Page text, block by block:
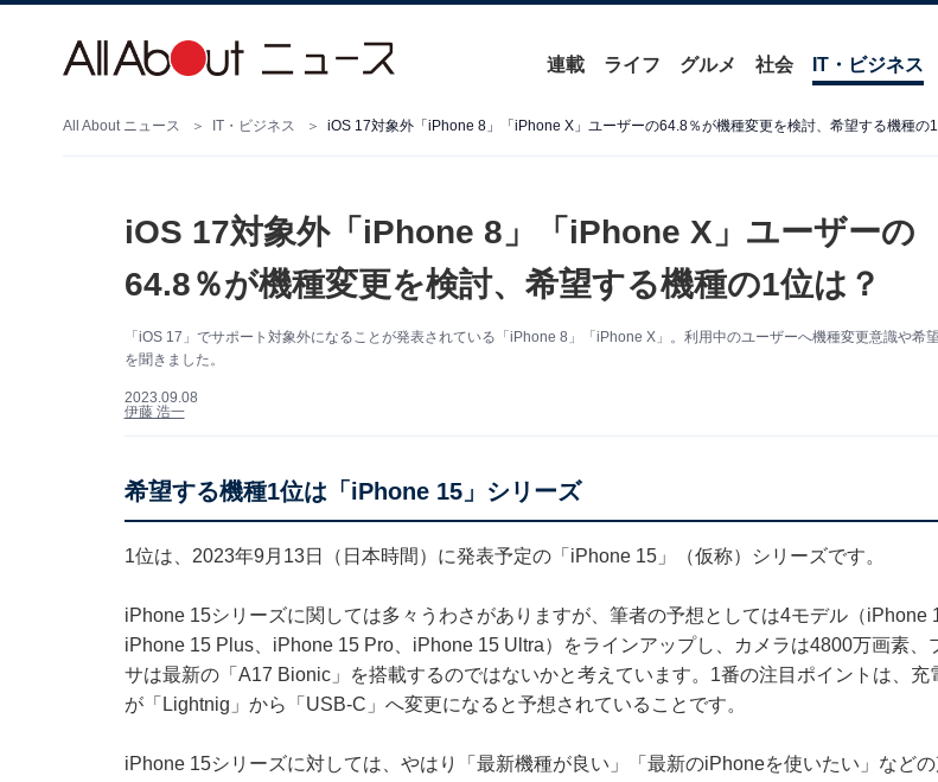
連載 ライフ グルメ 社会 IT・ビジネス
All About ニュース IT・ビジネス iOS 17対象外「iPhone 8」「iPhone X」ユーザーの64.8％が機種変更を検討、希望する機種の1
iOS 17対象外「iPhone 8」「iPhone X」ユーザーの
64.8％が機種変更を検討、希望する機種の1位は？
「iOS 17」でサポート対象外になることが発表されている「iPhone 8」「iPhone X」。利用中のユーザーへ機種変更意識や希
を聞きました。
2023.09.08
伊藤 浩一
希望する機種1位は「iPhone 15」シリーズ
1位は、2023年9月13日（日本時間）に発表予定の「iPhone 15」（仮称）シリーズです。
iPhone 15シリーズに関しては多々うわさがありますが、筆者の予想としては4モデル（iPhone
iPhone 15 Plus、iPhone 15 Pro、iPhone 15 Ultra）をラインアップし、カメラは4800万画素、
サは最新の「A17 Bionic」を搭載するのではないかと考えています。1番の注目ポイントは、充
が「Lightnig」から「USB-C」へ変更になると予想されていることです。
iPhone 15シリーズに対しては、やはり「最新機種が良い」「最新のiPhoneを使いたい」など